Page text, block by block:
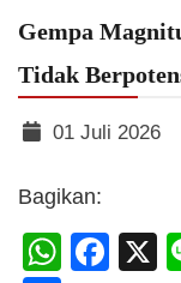
Gempa
Tidak
01 Juli 2026
Bagikan:
X